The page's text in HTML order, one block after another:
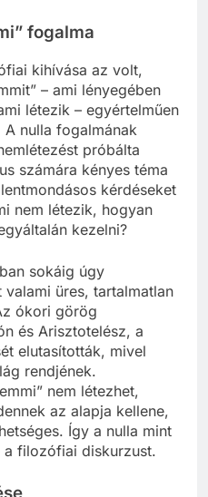
fogalma
kihívása az volt,
– ami lényegében
létezik – egyértelműen
nulla fogalmának
próbálta
számára kényes téma
kérdéseket
nem létezik, hogyan
kezelni?
sokáig úgy
üres, tartalmatlan
ókori görög
és Arisztotelész, a
elutasították, mivel
rendjének.
nem létezhet,
az alapja kellene,
Így a nulla mint
filozófiai diskurzust.